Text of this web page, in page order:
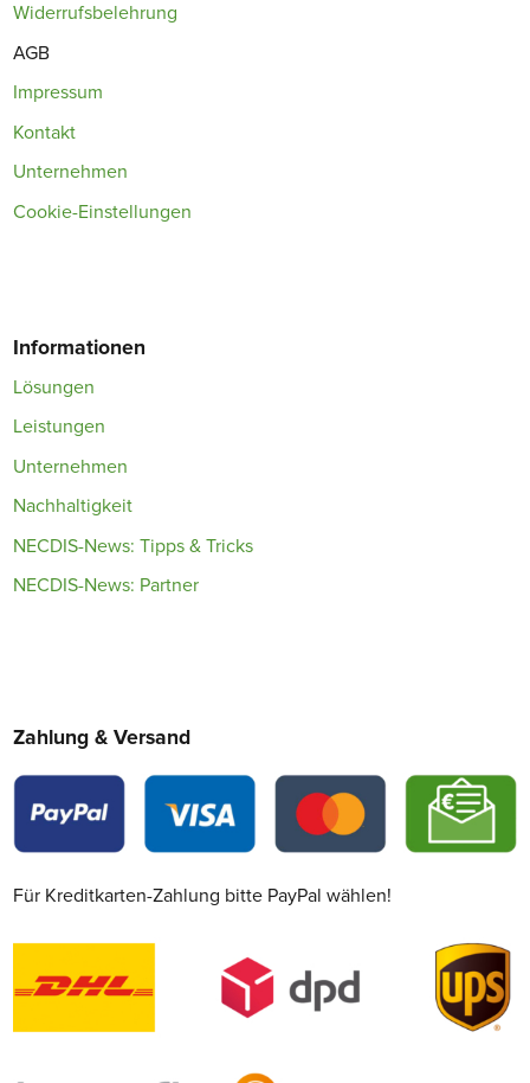
Widerrufsbelehrung
AGB
Impressum
Kontakt
Unternehmen
Cookie-Einstellungen
Informationen
Lösungen
Leistungen
Unternehmen
Nachhaltigkeit
NECDIS-News: Tipps & Tricks
NECDIS-News: Partner
Zahlung & Versand
Für Kreditkarten-Zahlung bitte PayPal wählen!